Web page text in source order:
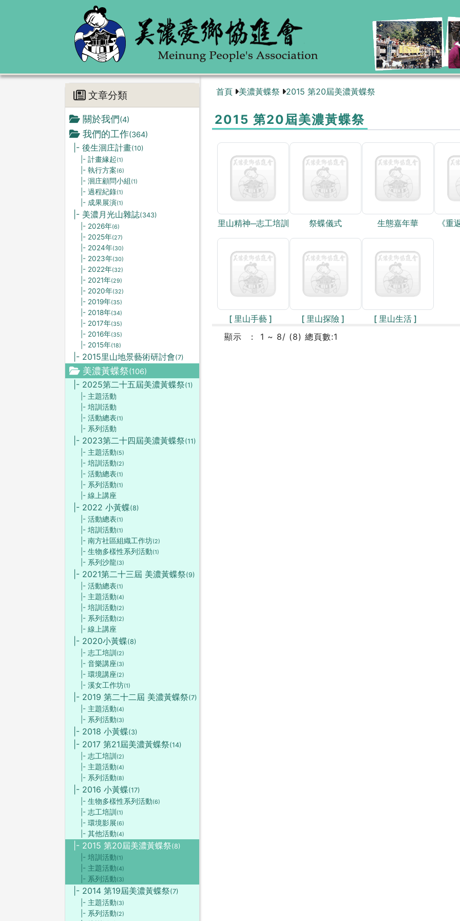
文章分類
關於我們(4)
我們的工作(364)
|- 後生洄庄計畫(10)
|- 計畫緣起(1)
|- 執行方案(6)
|- 洄庄顧問小組 (1)
|- 過程紀錄(1)
|- 成果展演(1)
|- 美濃月光山雜誌(343)
|- 2026年(6)
|- 2025年(27)
|- 2024年(30)
|- 2023年(30)
|- 2022年(32)
|- 2021年(29)
|- 2020年(32)
|- 2019年(35)
|- 2018年(34)
|- 2017年(35)
|- 2016年(35)
|- 2015年(18)
|- 2015里山地景藝術研討會(7)
美濃黃蝶祭(106)
|- 2025第二十五屆美濃黃蝶祭(1)
|- 主題活動
|- 培訓活動
|- 活動總表(1)
|- 系列活動
|- 2023第二十四屆美濃黃蝶祭(11)
|- 主題活動(5)
|- 培訓活動(2)
|- 活動總表(1)
|- 系列活動(1)
|- 線上講座
|- 2022 小黃蝶(8)
|- 活動總表(1)
|- 培訓活動(1)
|- 南方社區組織工作坊(2)
|- 生物多樣性系列活動(1)
|- 系列沙龍(3)
|- 2021第二十三屆 美濃黃蝶祭(9)
|- 活動總表(1)
|- 主題活動(4)
|- 培訓活動(2)
|- 系列活動(2)
|- 線上講座
|- 2020小黃蝶(8)
|- 志工培訓 (2)
|- 音樂講座(3)
|- 環境講座(2)
|- 溪女工作坊(1)
|- 2019 第二十二屆 美濃黃蝶祭(7)
|- 主題活動(4)
|- 系列活動(3)
|- 2018 小黃蝶(3)
|- 2017 第21屆美濃黃蝶祭(14)
|- 志工培訓 (2)
|- 主題活動(4)
|- 系列活動(8)
|- 2016 小黃蝶(17)
|- 生物多樣性系列活動(6)
|- 志工培訓 (1)
|- 環境影展(6)
|- 其他活動(4)
|- 2015 第20屆美濃黃蝶祭(8)
|- 培訓活動(1)
|- 主題活動(4)
|- 系列活動(3)
|- 2014 第19屆美濃黃蝶祭(7)
|- 主題活動(3)
|- 系列活動(2)
首頁 美濃黃蝶祭 2015 第20屆美濃黃蝶祭
2015 第20屆美濃黃蝶祭
里山精神─志工培訓 祭蝶儀式 生態嘉年華 《重
[ 里山手藝 ] [ 里山探險 ]
[ 里山生活 ]
顯示
1 ~ 8/ (8) 總頁數:1